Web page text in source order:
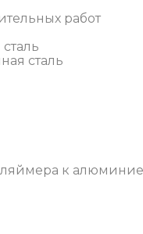
работ
сталь
к